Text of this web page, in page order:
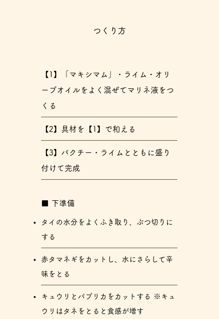
つくり方
【1】「マキシマム」・ライム・オリ
ーブオイルをよく混ぜてマリネ液をつ
くる
【2】具材を【1】で和える
【3】パクチー・ライムとともに盛り
付けて完成
タイの水分をよくふき取り、ぶつ切りに
する
赤タマネギをカットし、水にさらして辛
味をとる
キュウリとパプリカをカットする ※キュ
ウリはタネをとると食感が増す
​■ 下準備